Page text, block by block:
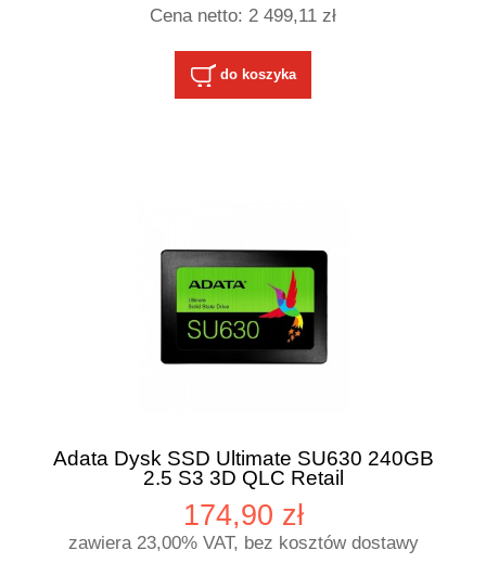
Cena netto: 2 499,11 zł
do koszyka
Adata Dysk SSD Ultimate SU630 240GB
2.5 S3 3D QLC Retail
174,90 zł
zawiera 23,00% VAT, bez kosztów dostawy